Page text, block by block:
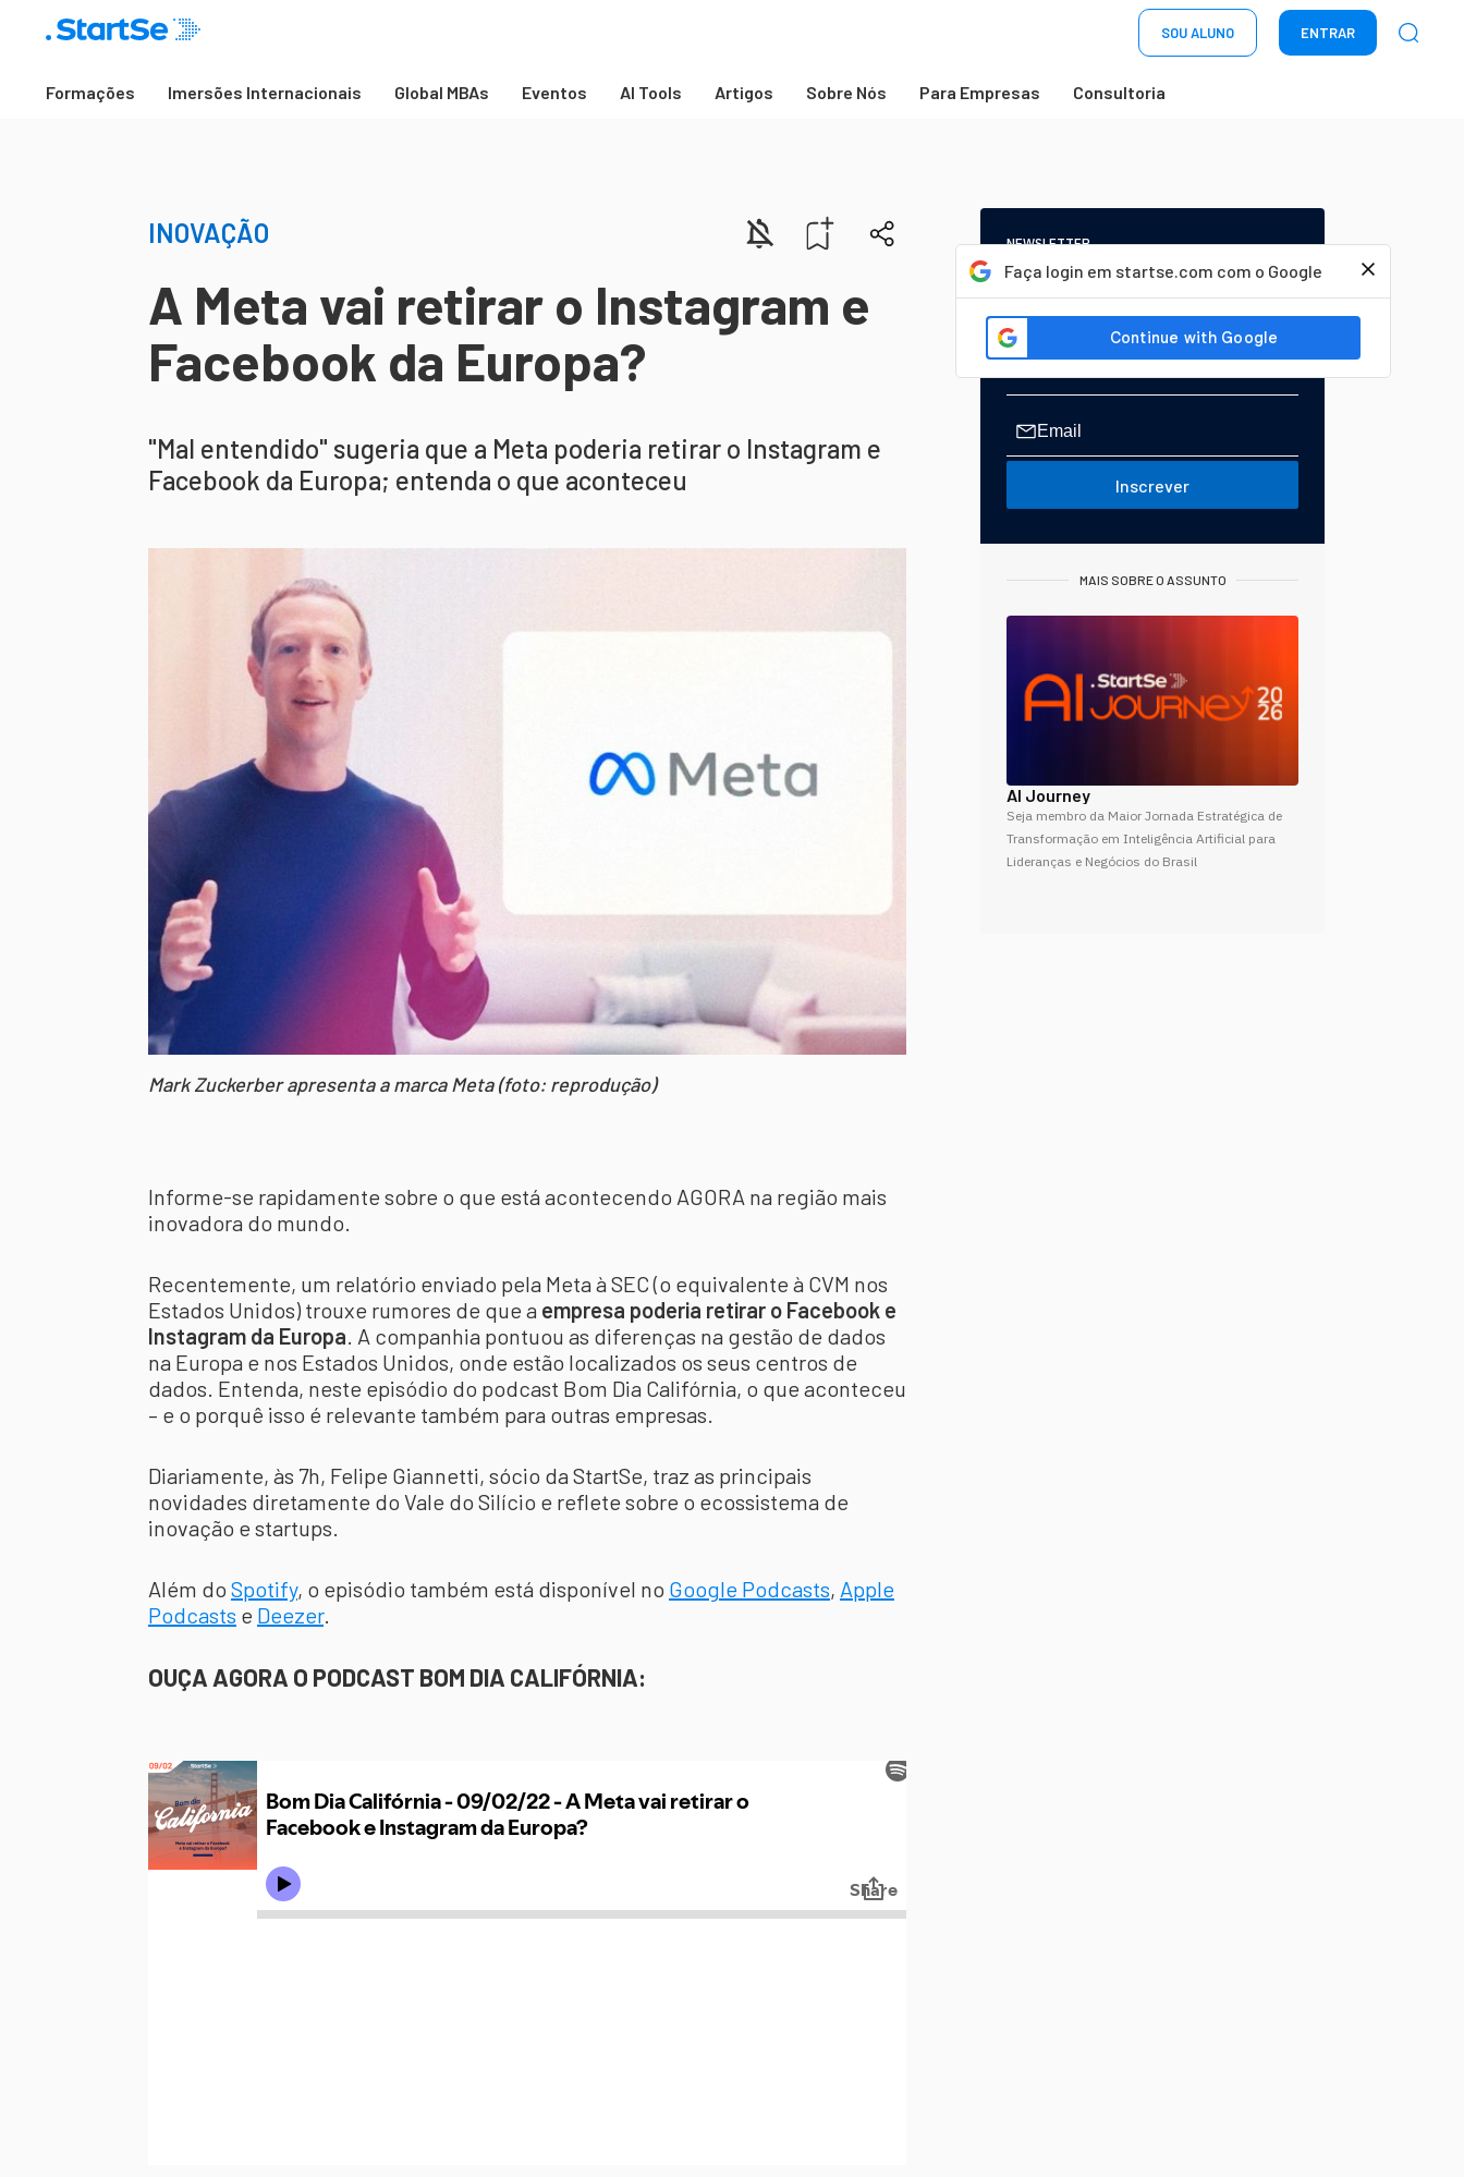
SOU ALUNO ENTRAR
Formações Imersões Internacionais Global MBAs Eventos AI Tools Artigos Sobre Nós Para Empresas Consultoria
Faça login em startse.com com o Google
INOVAÇÃO
A Meta vai retirar o Instagram e
Facebook da Europa?
"Mal entendido" sugeria que a Meta poderia retirar o Instagram e
Facebook da Europa; entenda o que aconteceu
Mark Zuckerber apresenta a marca Meta (foto: reprodução)
Informe-se rapidamente sobre o que está acontecendo AGORA na região mais
inovadora do mundo.
Recentemente, um relatório enviado pela Meta à SEC (o equivalente à CVM nos
Estados Unidos) trouxe rumores de que a empresa poderia retirar o Facebook e
Instagram da Europa. A companhia pontuou as diferenças na gestão de dados
na Europa e nos Estados Unidos, onde estão localizados os seus centros de
dados. Entenda, neste episódio do podcast Bom Dia Califórnia, o que aconteceu
– e o porquê isso é relevante também para outras empresas.
Diariamente, às 7h, Felipe Giannetti, sócio da StartSe, traz as principais
novidades diretamente do Vale do Silício e reflete sobre o ecossistema de
inovação e startups.
Além do Spotify, o episódio também está disponível no Google Podcasts, Apple
Podcasts e Deezer.
OUÇA AGORA O PODCAST BOM DIA CALIFÓRNIA:
NEWSLETTER
Start Seu dia:
A Newsletter do AGORA!
Inscrever
MAIS SOBRE O ASSUNTO
AI Journey
Seja membro da Maior Jornada Estratégica de
Transformação em Inteligência Artificial para
Lideranças e Negócios do Brasil